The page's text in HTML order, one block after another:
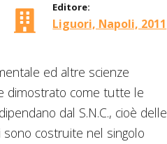
Editore:
Liguori, Napoli, 2011
ed altre scienze
dimostrato come tutte le
dal S.N.C., cioè delle
costruite nel singolo